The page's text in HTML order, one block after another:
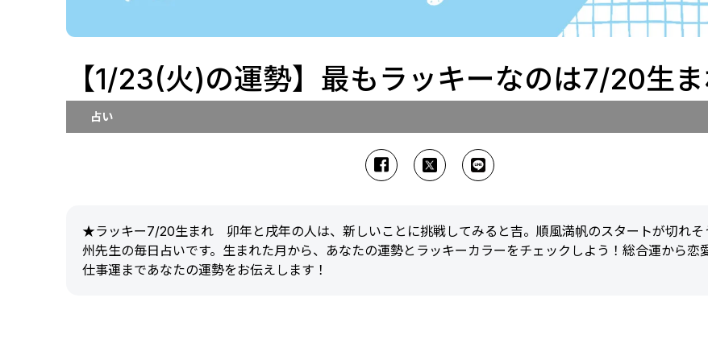
【1/23(火)の運勢】最もラッキーなのは7/20生
占い
★ラッキー7/20生まれ 卯年と戌年の人は、新しいことに挑戦してみると吉。順風満帆のスタートが切れ
州先生の毎日占いです。生まれた月から、あなたの運勢とラッキーカラーをチェックしよう！総合運から恋
仕事運まであなたの運勢をお伝えします！